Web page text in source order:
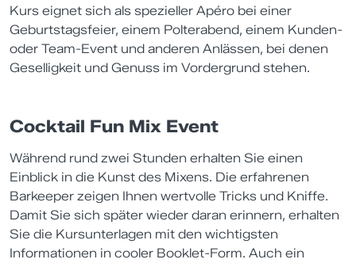
Kurs eignet sich als spezieller Apéro bei einer
Geburtstagsfeier, einem Polterabend, einem Kunden-
oder Team-Event und anderen Anlässen, bei denen
Geselligkeit und Genuss im Vordergrund stehen.
Cocktail Fun Mix Event
Während rund zwei Stunden erhalten Sie einen
Einblick in die Kunst des Mixens. Die erfahrenen
Barkeeper zeigen Ihnen wertvolle Tricks und Kniffe.
Damit Sie sich später wieder daran erinnern, erhalten
Sie die Kursunterlagen mit den wichtigsten
Informationen in cooler Booklet-Form. Auch ein